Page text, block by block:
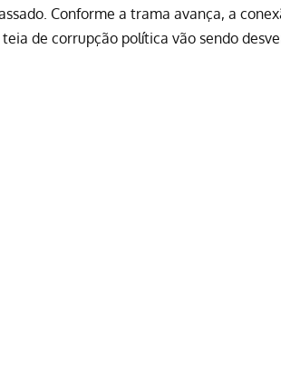
Conforme a trama avança, a
de corrupção política vão sendo